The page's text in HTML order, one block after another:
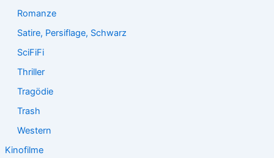
Romanze
Satire, Persiflage, Schwarz
SciFiFi
Thriller
Tragödie
Trash
Western
Kinofilme